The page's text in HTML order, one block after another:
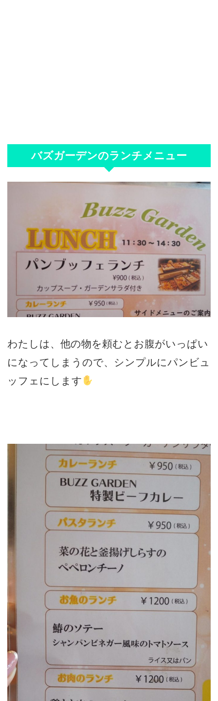
バズガーデンのランチメニュー
わたしは、他の物を頼むとお腹がいっぱい
になってしまうので、シンプルにパンビュ
ッフェにします